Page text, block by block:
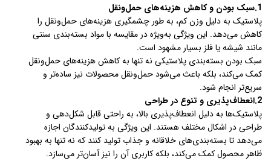
1.سبک بودن و کاهش هزینه‌های حمل‌ونقل
پلاستیک به دلیل وزن کم، به طور چشمگیری هزینه‌های حمل‌ونقل را
کاهش می‌دهد. این ویژگی به‌ویژه در مقایسه با مواد بسته‌بندی سنتی
مانند شیشه یا فلز بسیار مشهود است.
سبک بودن بسته‌بندی پلاستیکی نه تنها به کاهش هزینه‌های حمل‌ونقل
کمک می‌کند، بلکه باعث می‌شود حمل‌ونقل محصولات نیز ساده‌تر و
سریع‌تر انجام شود.
2.انعطاف‌پذیری و تنوع در طراحی
پلاستیک‌ها به دلیل انعطاف‌پذیری بالا، به راحتی قابل شکل‌دهی و
طراحی در اشکال مختلف هستند. این ویژگی به تولیدکنندگان اجازه
می‌دهد تا بسته‌بندی‌های خلاقانه و جذاب تولید کنند که نه تنها به بهبود
ظاهر محصول کمک می‌کند، بلکه کاربری آن را نیز آسان‌تر می‌سازد.